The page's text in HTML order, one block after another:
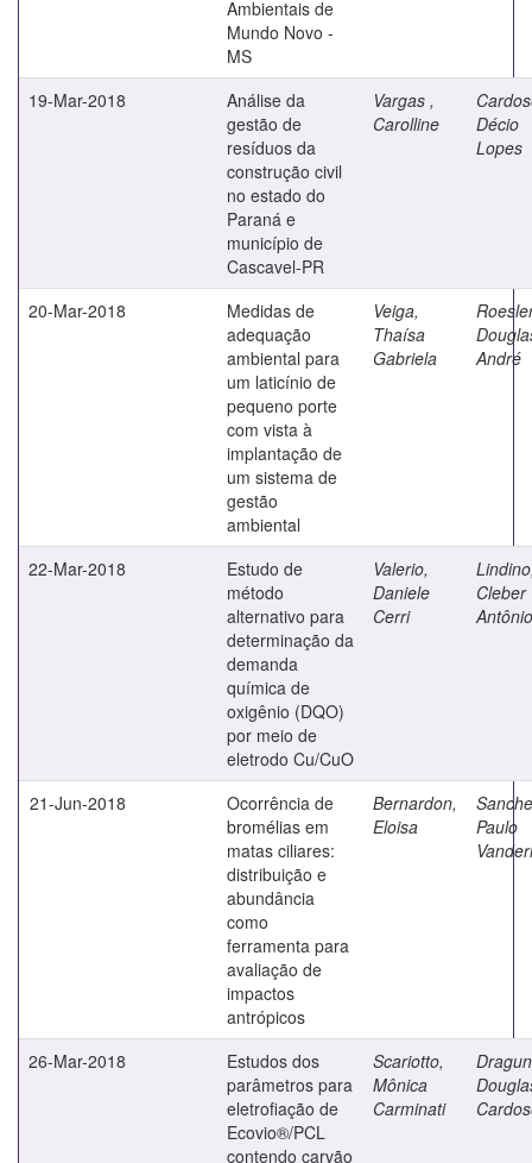
Ambientais de
Mundo Novo -
MS
19-Mar-2018
Análise da
gestão de
resíduos da
construção civil
no estado do
Paraná e
município de
Cascavel-PR
Vargas ,
Carolline
Décio
Lopes
20-Mar-2018
Medidas de
adequação
ambiental para
um laticínio de
pequeno porte
com vista à
implantação de
um sistema de
gestão
ambiental
Veiga,
Thaísa
Gabriela
André
22-Mar-2018
Estudo de
método
alternativo para
determinação da
demanda
química de
oxigênio (DQO)
por meio de
eletrodo Cu/CuO
Valerio,
Daniele
Cerri
Cleber
Antônio
21-Jun-2018
Ocorrência de
bromélias em
matas ciliares:
distribuição e
abundância
como
ferramenta para
avaliação de
impactos
antrópicos
Bernardon,
Eloisa
Paulo
26-Mar-2018
Estudos dos
parâmetros para
eletrofiação de
Ecovio®/PCL
contendo carvão
Scariotto,
Mônica
Carminati